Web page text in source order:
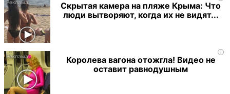
Скрытая камера на пляже Крыма: Что
люди вытворяют, когда их не видят...
i
Королева вагона отожгла! Видео не
оставит равнодушным